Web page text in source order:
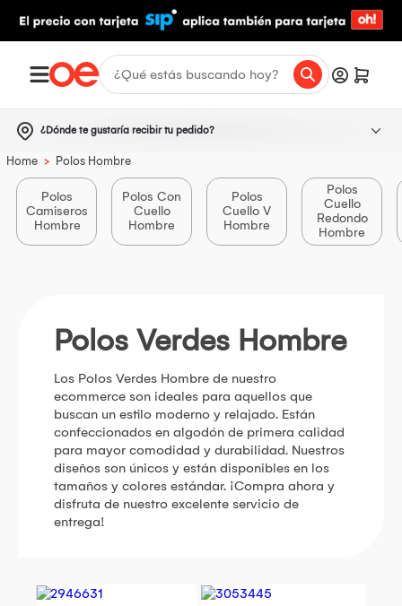
¿Dónde te gustaría recibir tu pedido?
Home > Polos Hombre
Polos
Camiseros
Hombre
Polos Con
Cuello
Hombre
Polos
Cuello V
Hombre
Polos
Cuello
Redondo
Hombre
Polos Verdes Hombre
Los Polos Verdes Hombre de nuestro
ecommerce son ideales para aquellos que
buscan un estilo moderno y relajado. Están
confeccionados en algodón de primera calidad
para mayor comodidad y durabilidad. Nuestros
diseños son únicos y están disponibles en los
tamaños y colores estándar. ¡Compra ahora y
disfruta de nuestro excelente servicio de
entrega!